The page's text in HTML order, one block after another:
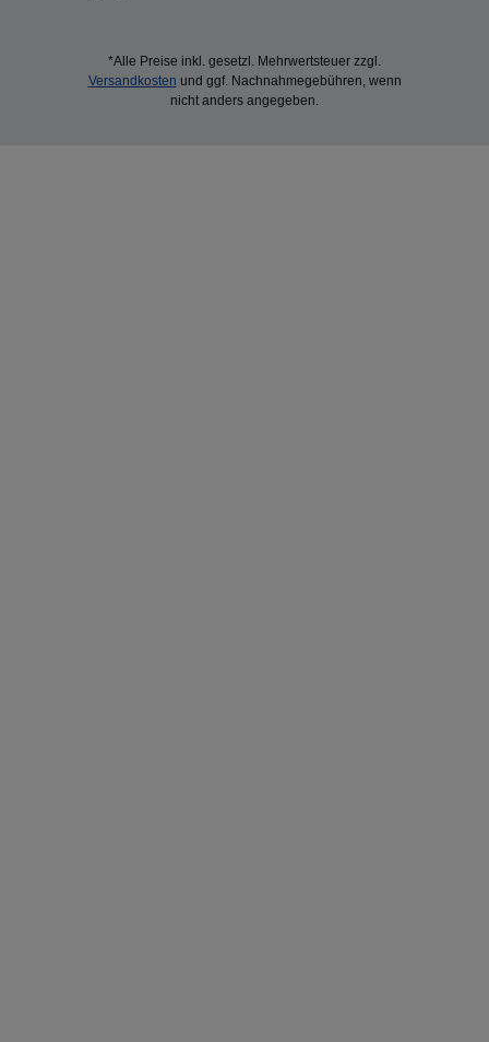
*Alle Preise inkl. gesetzl. Mehrwertsteuer zzgl.
Versandkosten und ggf. Nachnahmegebühren, wenn
nicht anders angegeben.